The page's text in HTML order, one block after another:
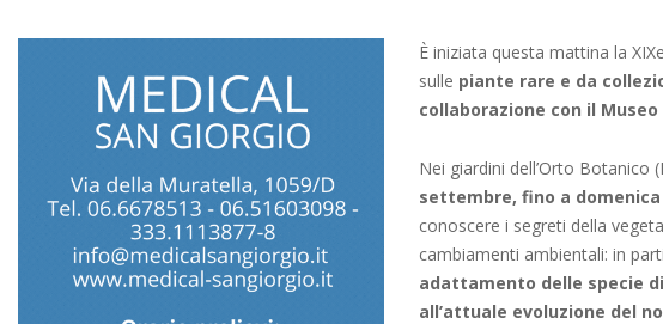
È iniziata questa mattina la
sulle piante rare e da
collaborazione con il
Nei giardini dell’Orto Botanico
settembre, fino a
conoscere i segreti della
cambiamenti ambientali: in
adattamento delle specie
all’attuale evoluzione del